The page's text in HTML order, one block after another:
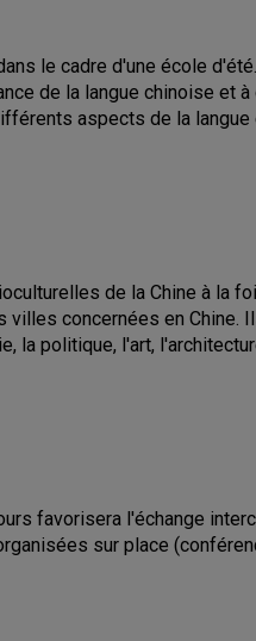
le cadre d'une école
de la langue chinoise et
aspects de la langue
de la Chine à la
concernées en Chine.
la politique, l'art,
favorisera l'échange
sur place